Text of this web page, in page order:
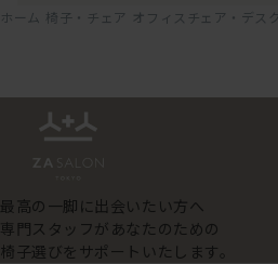
ホーム 椅子・チェア オフィスチェア・デス
最高の一脚に出会いたい方へ
専門スタッフがあなたのための
椅子選びをサポートいたします。